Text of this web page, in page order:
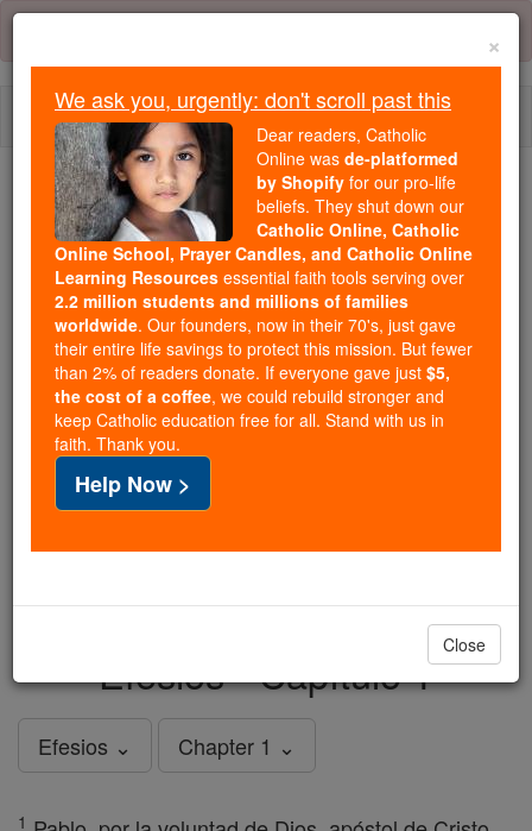
Skip
content
We ask you, urgently: don't scroll past this
Dear readers, Catholic Online
wasde-platformed by Shopify
for our pro-life beliefs. They
shut down ourCatholic
Online, Catholic Online School, Prayer Candles, and
Catholic Online Learning Resourcesessential faith
tools serving over2.2 million students and millions of
families worldwide. Our founders, now in their 70's,
just gave their entire life savings to protect this mission.
But fewer than 2% of readers donate. If everyone gave
just$5, the cost of a coffee, we could rebuild stronger
in faith. Thank you.DONATE TODAY >
Efesios - Capítulo 1
Efesios ⌄ Chapter 1 ⌄
1
×
We ask you, urgently: don't scroll past this
Dear readers, Catholic
Online was de-platformed
by Shopify for our pro-life
beliefs. They shut down our
Catholic Online, Catholic
Online School, Prayer Candles, and Catholic Online
Learning Resources essential faith tools serving over
2.2 million students and millions of families
worldwide. Our founders, now in their 70's, just gave
their entire life savings to protect this mission. But fewer
than 2% of readers donate. If everyone gave just $5,
the cost of a coffee, we could rebuild stronger and
keep Catholic education free for all. Stand with us in
faith. Thank you.
Help Now >
Close